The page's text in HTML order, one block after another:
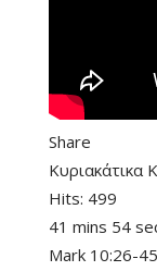
Share
Κυριακάτικα
Hits: 499
41 mins 54
Mark 10:26-45